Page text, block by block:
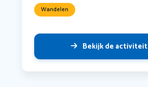
Wandelen
Bekijk de activiteit